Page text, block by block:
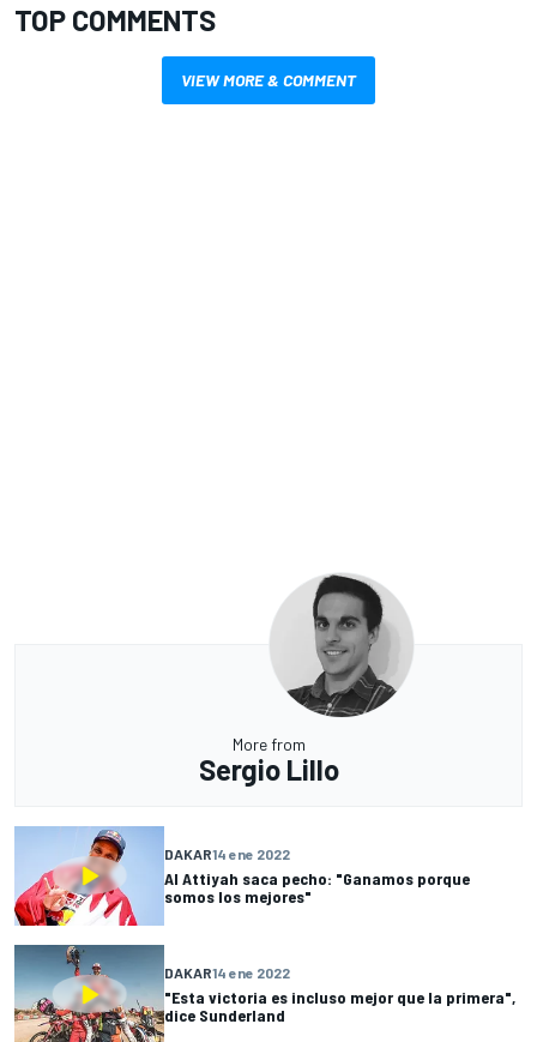
TOP COMMENTS
VIEW MORE & COMMENT
More from
Sergio Lillo
DAKAR14 ene 2022
Al Attiyah saca pecho: "Ganamos porque
somos los mejores"
DAKAR14 ene 2022
"Esta victoria es incluso mejor que la primera",
dice Sunderland